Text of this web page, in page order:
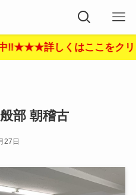
はここをクリック‼︎★★★
部 朝稽古
27日